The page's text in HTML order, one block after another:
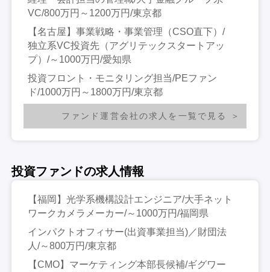
VC/800万円～1200万円/東京都
【名古屋】事業戦略・事業管理（CSO直下）/
独立系VC投資先（アグリテックスタートアッ
プ）/～1000万円/愛知県
投資フロント・モニタリング担当/PEファン
ド/1000万円～1800万円/東京都
ファンド運営会社の求人を一覧で見る
投資ファンドの求人情報
【福岡】光学系機構設計エンジニア/大手ネット
ワークカメラメーカー/～1000万円/福岡県
インパクトオフィサー(出資事業担当)／財団法
人/～800万円/東京都
【CMO】マーケティング本部長候補/ギグワー